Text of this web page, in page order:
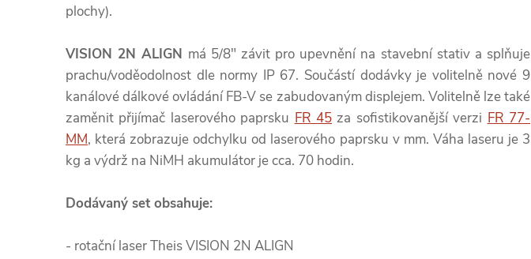
plochy).
VISION 2N ALIGN má 5/8" závit pro upevnění na stavební stativ a splňuje
prachu/voděodolnost dle normy IP 67. Součástí dodávky je volitelně nové 9
kanálové dálkové ovládání FB-V se zabudovaným displejem. Volitelně lze také
zaměnit přijímač laserového paprsku FR 45 za sofistikovanější verzi FR 77-
MM, která zobrazuje odchylku od laserového paprsku v mm. Váha laseru je 3
kg a výdrž na NiMH akumulátor je cca. 70 hodin.
Dodávaný set obsahuje:
- rotační laser Theis VISION 2N ALIGN